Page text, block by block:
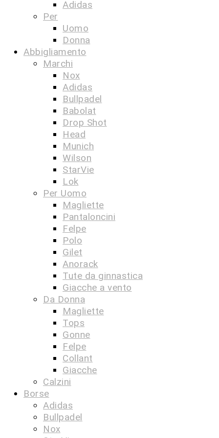
Adidas
Per
Uomo
Donna
Abbigliamento
Marchi
Nox
Adidas
Bullpadel
Babolat
Drop Shot
Head
Munich
Wilson
StarVie
Lok
Per Uomo
Magliette
Pantaloncini
Felpe
Polo
Gilet
Anorack
Tute da ginnastica
Giacche a vento
Da Donna
Magliette
Tops
Gonne
Felpe
Collant
Giacche
Calzini
Borse
Adidas
Bullpadel
Nox